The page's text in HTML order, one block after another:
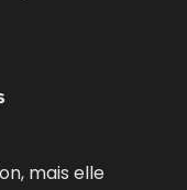
mais elle